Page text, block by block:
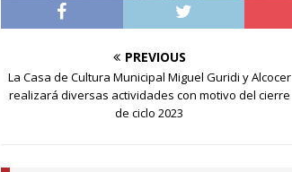
PREVIOUS
La Casa de Cultura Municipal Miguel Guridi y Alcocer
realizará diversas actividades con motivo del cierre
de ciclo 2023